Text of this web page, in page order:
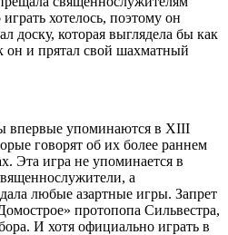
хотелось, поэтому он
доску, которая выглядела бы как
он и прятал свой шахматный
впервые упоминаются в XIII
говорят об их более раннем
Эта игра не упоминается в
а
любые азартные игры. Запрет
протопопа Сильвестра,
И хотя официально играть в